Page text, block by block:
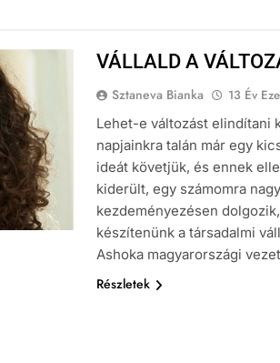
VÁLLALD A
Sztaneva Bianka 13 Év
Lehet-e változást elindítani
napjainkra talán már egy
ideát követjük, és ennek
kiderült, egy számomra
kezdeményezésen
készítenünk a társadalmi
Ashoka magyarországi
Részletek